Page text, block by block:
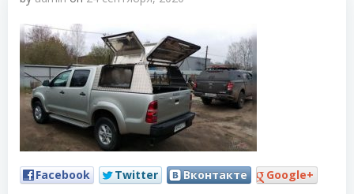
Facebook Twitter Вконтакте Google+